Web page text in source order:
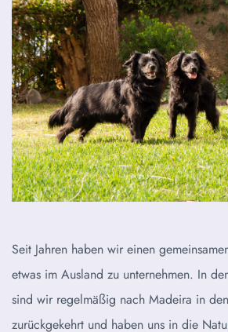
Seit Jahren haben wir einen
etwas im Ausland zu unternehmen. In
sind wir regelmäßig nach Madeira in
zurückgekehrt und haben uns in die